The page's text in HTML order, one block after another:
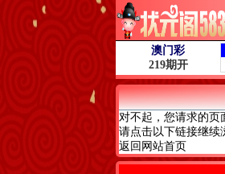
对不起，您请求的页
请点击以下链接继续
返回网站首页